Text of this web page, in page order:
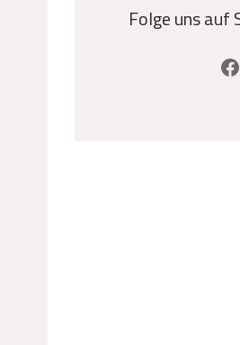
Folge uns auf